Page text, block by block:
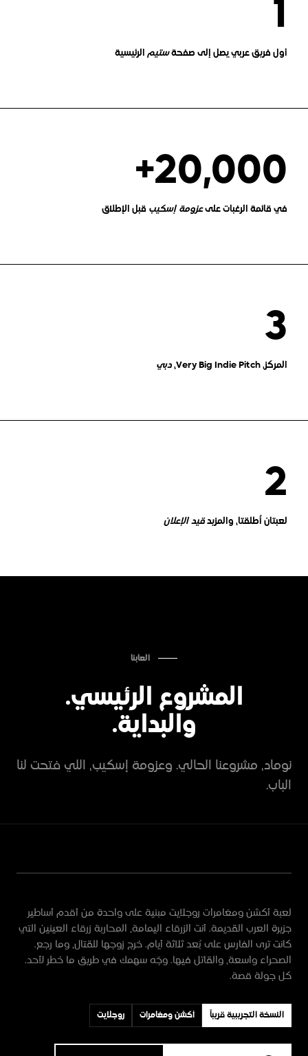
1
أول فريق عربي يصل إلى صفحةستيم الرئيسية
20,000+
في قائمة الرغبات علىعزومة إسكيب قبل الإطلاق
3
المركز، Very Big Indie Pitch، دبي
2
لعبتان أُطلقتا، والمزيدقيد الإعلان
ألعابنا
المشروع الرئيسي.
والبداية.
نوماد، مشروعنا الحالي. وعزومة إسكيب، اللي فتحت لنا
الباب.
روجلايت أكشن ومغامرات 2027
ستيم · بلاي ستيشن ·
لعبة أكشن ومغامرات روجلايت مبنية على واحدة من أقدم أساطير
جزيرة العرب القديمة. أنت الزرقاء اليمامة، المحاربة زرقاء العينين التي
كانت ترى الفارس على بُعد ثلاثة أيام. خرج زوجها للقتال، وما رجع.
الصحراء واسعة، والقاتل فيها. وجّه سهمك في طريق ما خطر لأحد.
كل جولة قصة.
النسخة التجريبية قريباً أكشن ومغامرات روجلايت